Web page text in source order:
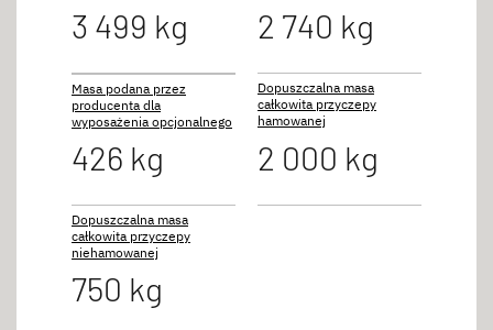
3 499 kg 2 740 kg
Masa podana przez
producenta dla
wyposażenia opcjonalnego
426 kg
Dopuszczalna masa
całkowita przyczepy
hamowanej
2 000 kg
Dopuszczalna masa
całkowita przyczepy
niehamowanej
750 kg